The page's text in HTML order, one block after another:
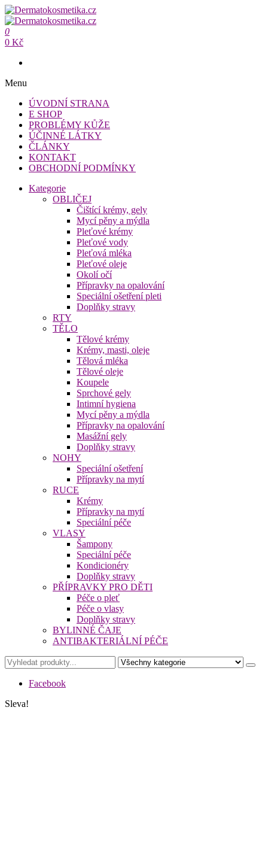
Přeskočit
na
obsah
Dermatokosmetika.cz
Dermatokosmetika.cz
0
0 Kč
Menu
ÚVODNÍ STRANA
E SHOP
PROBLÉMY KŮŽE
ÚČINNÉ LÁTKY
ČLÁNKY
KONTAKT
OBCHODNÍ PODMÍNKY
Kategorie
OBLIČEJ
Čištící krémy, gely
Mycí pěny a mýdla
Pleťové krémy
Pleťové vody
Pleťová mléka
Pleťové oleje
Okolí očí
Přípravky na opalování
Speciální ošetření pleti
Doplňky stravy
RTY
TĚLO
Tělové krémy
Krémy, masti, oleje
Tělová mléka
Tělové oleje
Koupele
Sprchové gely
Intimní hygiena
Mycí pěny a mýdla
Přípravky na opalování
Masážní gely
Doplňky stravy
NOHY
Speciální ošetření
Přípravky na mytí
RUCE
Krémy
Přípravky na mytí
Speciální péče
VLASY
Šampony
Speciální péče
Kondicionéry
Doplňky stravy
PŘÍPRAVKY PRO DĚTI
Péče o pleť
Péče o vlasy
Doplňky stravy
BYLINNÉ ČAJE
ANTIBAKTERIÁLNÍ PÉČE
Facebook
Sleva!